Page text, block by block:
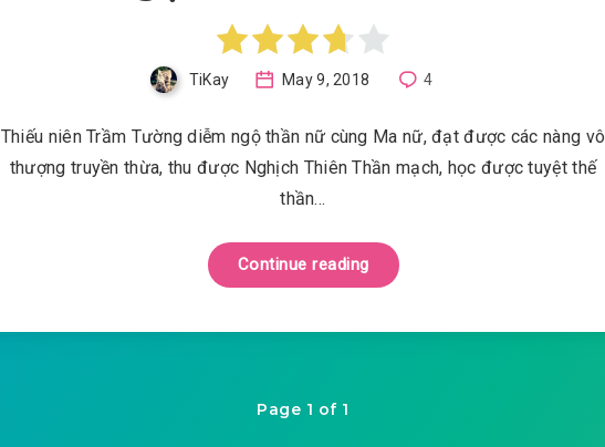
TiKay May 9, 2018 4
Thiếu niên Trầm Tường diễm ngộ thần nữ cùng Ma nữ, đạt được các nàng vô
thượng truyền thừa, thu được Nghịch Thiên Thần mạch, học được tuyệt thế
thần…
Continue reading
Page 1 of 1